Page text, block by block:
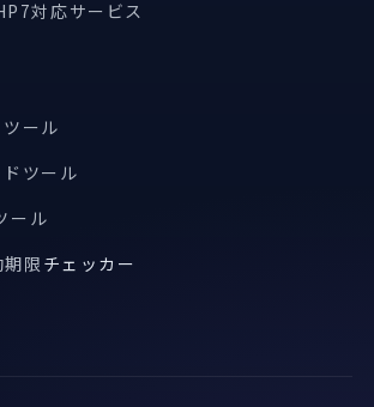
対応サービス
ール
ツール
ール
限 チェッカー